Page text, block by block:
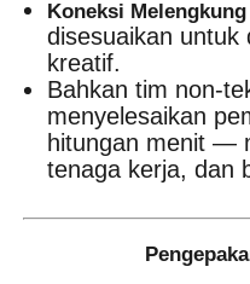
Koneksi
disesuaikan untuk
kreatif.
Bahkan tim non-
menyelesaikan
hitungan menit —
tenaga kerja, dan